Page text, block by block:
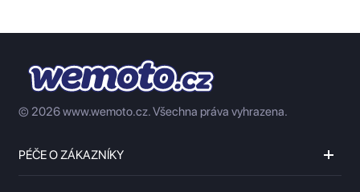
© 2026 www.wemoto.cz.Všechna práva vyhrazena.
PÉČE O ZÁKAZNÍKY